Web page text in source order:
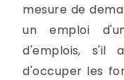
mesure de
un emploi
d'emplois, s'il
d'occuper les